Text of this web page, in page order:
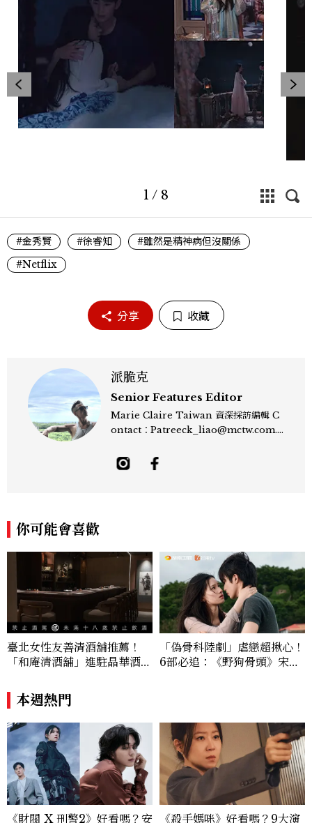
1 / 8
#金秀賢 #徐睿知
#雖然是精神病但沒關係
#Netflix
分享 收藏
派脆克
Senior Features Editor
Marie Claire Taiwan 資深採訪編輯 C
ontact：Patreeck_liao@mctw.com.t
敏銳的觀察力與敘事能力，撰寫出兼具深度
與美感的專題內容，長期關注亞洲娛樂、人
力的跨平台敘事語言。認為好的內容不僅是
記錄時代，更是溫柔的行動——在每一段訪
談與每一篇文章裡，留下值得反覆回味的
光。
你可能會喜歡
臺北女性友善清酒舖推薦！
「和庵清酒舖」進駐晶華酒
180元起輕鬆微醺
「偽骨科陸劇」虐戀超揪心！
6部必追：《野狗骨頭》宋威
本週熱門
《財閥 X 刑警2》好看嗎？安 《殺手媽咪》好看嗎？9大演